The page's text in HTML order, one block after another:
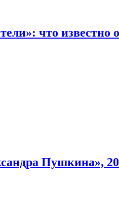
что известно
Пушкина»,